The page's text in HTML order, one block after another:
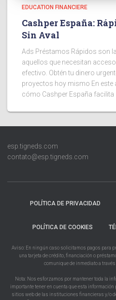
EDUCATION FINANCIERE
Cashper España:
Sin Aval
Ads Préstamos Rápidos son
aquellos que necesitan
efectivo. Obtén tu dinero
proyectos hoy mismo En este
cómo Cashper España facilita
esp.tigneds.com
contato@esp.tigneds.com
POLÍTICA DE PRIVACIDAD
POLÍTICA DE COOKIES
Aviso: En ningún caso solicitamos pagos para
una tarjeta de crédito, financiación o
comunique de inmediato a
Nota: Nos esforzamos por mantener toda la
importante tener en cuenta que esta
sitios web de las instituciones financieras y/o